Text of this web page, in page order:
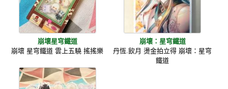
崩壞星穹鐵道
崩壞 星穹鐵道 雲上五驍 搖搖樂
崩壞：星穹鐵道
丹恆.飲月 燙金拍立得 崩壞：星穹
鐵道